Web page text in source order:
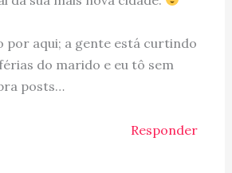
por aqui; a gente está curtindo
férias do marido e eu tô sem
posts…
Responder